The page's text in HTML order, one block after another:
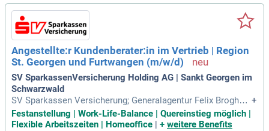
Angestellte:r Kundenberater:in im Vertrieb | Region
St. Georgen und Furtwangen (m/w/d)
SV SparkassenVersicherung Holding AG | Sankt Georgen im
Schwarzwald
SV Sparkassen Versicherung; Generalagentur Felix Brogham
mer; Bärenplatz 1 – 78112 St. Georgen; Wilhelmstr. 3 – 7812
0 Furtwangen: Sv.de/felix.broghammer: Ansprechpartner; Da
+
Festanstellung | Work-Life-Balance | Quereinstieg möglich |
Flexible Arbeitszeiten | Homeoffice | + weitere Benefits